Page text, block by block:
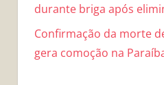
durante briga após
Confirmação da morte
gera comoção na